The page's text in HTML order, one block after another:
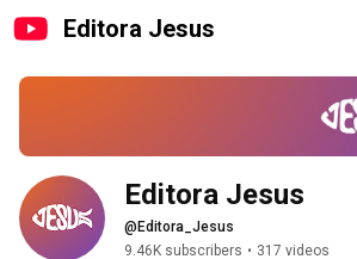
Editora Jesus
Editora Jesus
@Editora_Jesus
9.46K subscribers • 317 videos